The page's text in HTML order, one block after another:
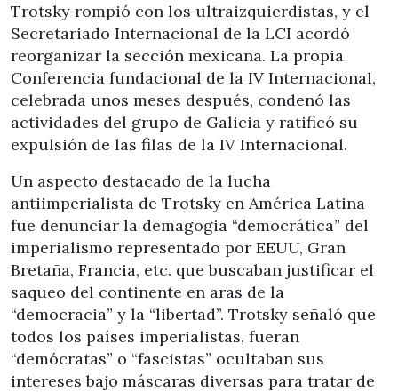
Trotsky rompió con los ultraizquierdistas, y el
Secretariado Internacional de la LCI acordó
reorganizar la sección mexicana. La propia
Conferencia fundacional de la IV Internacional,
celebrada unos meses después, condenó las
actividades del grupo de Galicia y ratificó su
expulsión de las filas de la IV Internacional.
Un aspecto destacado de la lucha
antiimperialista de Trotsky en América Latina
fue denunciar la demagogia “democrática” del
imperialismo representado por EEUU, Gran
Bretaña, Francia, etc. que buscaban justificar el
saqueo del continente en aras de la
“democracia” y la “libertad”. Trotsky señaló que
todos los países imperialistas, fueran
“demócratas” o “fascistas” ocultaban sus
intereses bajo máscaras diversas para tratar de